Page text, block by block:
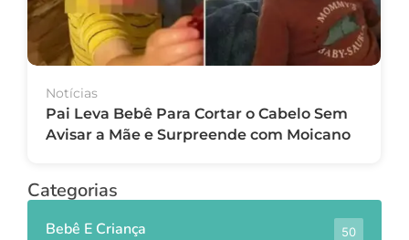
Notícias
Pai Leva Bebê Para Cortar o Cabelo Sem
Avisar a Mãe e Surpreende com Moicano
Categorias
Bebê E Criança 50